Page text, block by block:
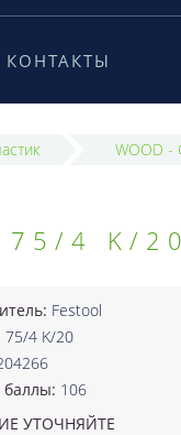
КОНТАКТЫ
WOOD -
4 K/20
Festool
75/4 K/20
баллы: 106
УТОЧНЯЙТЕ